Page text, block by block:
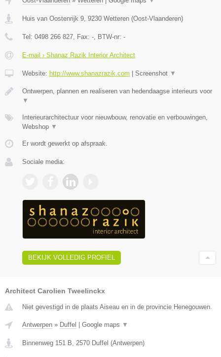
Huis van Oostenrijk 9 9230 Wetteren (Oost-Vlaanderen)
Tel: 0498 266 827 , Fax: - , BTW-nr: -
E-mail › Shanaz Razik Interior Architect
Website: http://www.shanazrazik.com Screenshot ▼
Ontwerpen, plannen en realiseren van hedendaagse interieurs voor
▼
Interieurarchitectuur voor nieuwbouw, renovatie en verbouwingen,
Webshop ▼
Er wordt gewerkt op afspraak.
Sociale media:
BEKIJK VOLLEDIG PROFIEL
Architect Carolien Tweelinckx
Niet gevestigd in de plaats Aiseau en in de provincie Henegouwen.
Antwerpen » Duffel Google maps ▼
Binnenweg 151 B, 2570 Duffel (Antwerpen)